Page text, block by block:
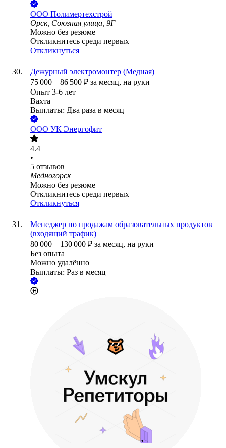
ООО Полимертехстрой
Орск, Союзная улица, 9Г
Можно без резюме
Откликнитесь среди первых
Откликнуться
Дежурный электромонтер (Медная)
75 000 – 86 500 ₽ за месяц, на руки
Опыт 3-6 лет
Вахта
Выплаты: Два раза в месяц
ООО УК Энергофит
4.4
•
5 отзывов
Медногорск
Можно без резюме
Откликнитесь среди первых
Откликнуться
Менеджер по продажам образовательных продуктов
(входящий трафик)
80 000 – 130 000 ₽ за месяц, на руки
Без опыта
Можно удалённо
Выплаты: Раз в месяц